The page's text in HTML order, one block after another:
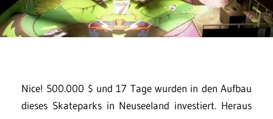
Nice! 500.000 $ und 17 Tage wurden in den Aufbau
dieses Skateparks in Neuseeland investiert. Heraus